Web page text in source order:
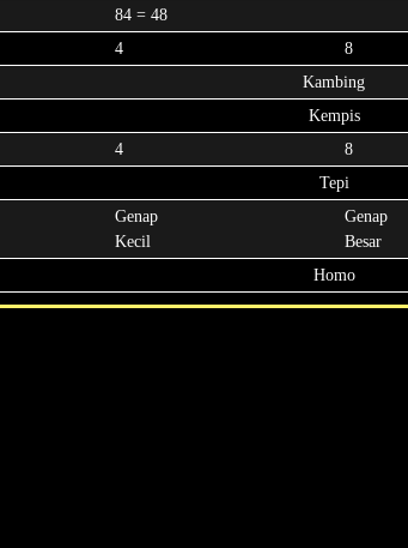
84 = 48
4 8
Kambing
Kempis
4 8
Tepi
Genap
Kecil
Genap
Besar
Homo